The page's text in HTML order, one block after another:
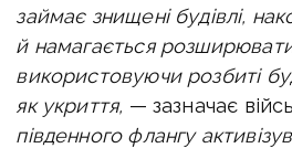
займає знищені будівлі,
й намагається
використовуючи розбиті
як укриття, — зазначає
південного флангу